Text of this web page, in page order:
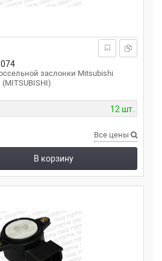
заслонки Mitsubishi
(MITSUBISHI)
12 шт.
Все цены
В корзину